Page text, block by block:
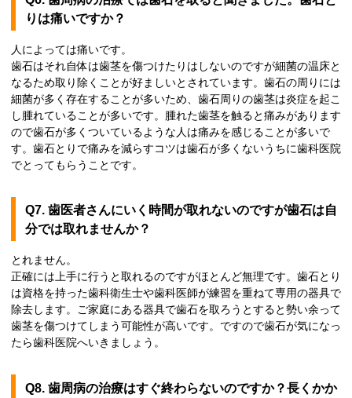
りは痛いですか？
人によっては痛いです。
歯石はそれ自体は歯茎を傷つけたりはしないのですが細菌の温床と
なるため取り除くことが好ましいとされています。歯石の周りには
細菌が多く存在することが多いため、歯石周りの歯茎は炎症を起こ
し腫れていることが多いです。腫れた歯茎を触ると痛みがあります
ので歯石が多くついているような人は痛みを感じることが多いで
す。歯石とりで痛みを減らすコツは歯石が多くないうちに歯科医院
でとってもらうことです。
Q7. 歯医者さんにいく時間が取れないのですが歯石は自
分では取れませんか？
とれません。
正確には上手に行うと取れるのですがほとんど無理です。歯石とり
は資格を持った歯科衛生士や歯科医師が練習を重ねて専用の器具で
除去します。ご家庭にある器具で歯石を取ろうとすると勢い余って
歯茎を傷つけてしまう可能性が高いです。ですので歯石が気になっ
たら歯科医院へいきましょう。
Q8. 歯周病の治療はすぐ終わらないのですか？長くかか